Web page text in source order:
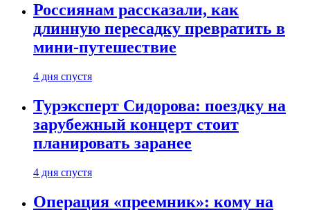
Россиянам рассказали, как
длинную пересадку превратить в
мини-путешествие
4 дня спустя
Турэксперт Сидорова: поездку на
зарубежный концерт стоит
планировать заранее
4 дня спустя
Операция «преемник»: кому на